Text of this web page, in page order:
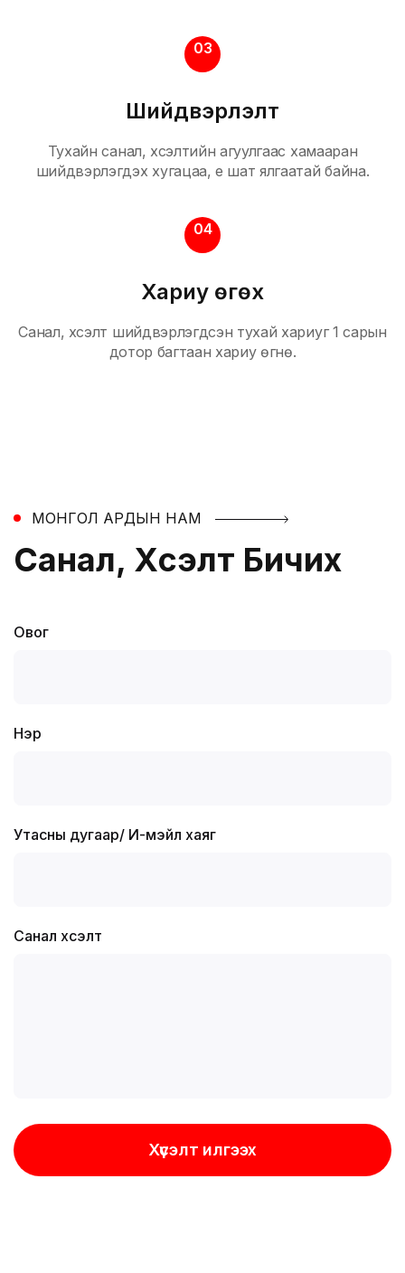
03
Шийдвэрлэлт
Тухайн санал, хүсэлтийн агуулгаас хамааран
шийдвэрлэгдэх хугацаа, үе шат ялгаатай байна.
04
Хариу өгөх
Санал, хүсэлт шийдвэрлэгдсэн тухай хариуг 1 сарын
дотор багтаан хариу өгнө.
МОНГОЛ АРДЫН НАМ
Санал, Хүсэлт Бичих
Овог
Нэр
Утасны дугаар/ И-мэйл хаяг
Санал хүсэлт
Хүсэлт илгээх